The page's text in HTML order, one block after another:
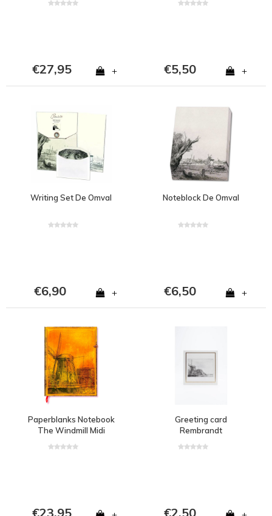
€27,95 + €5,50 +
Writing Set De Omval
€6,90 +
Noteblock De Omval
€6,50 +
Paperblanks Notebook
The Windmill Midi
€23,95
Greeting card
Rembrandt
€2,50